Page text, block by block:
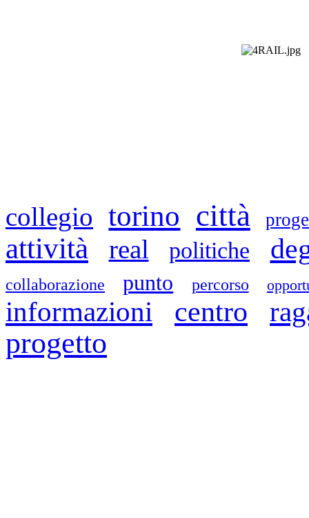
collegio torino città
attività real politiche
collaborazione punto percorso
informazioni centro
progetto